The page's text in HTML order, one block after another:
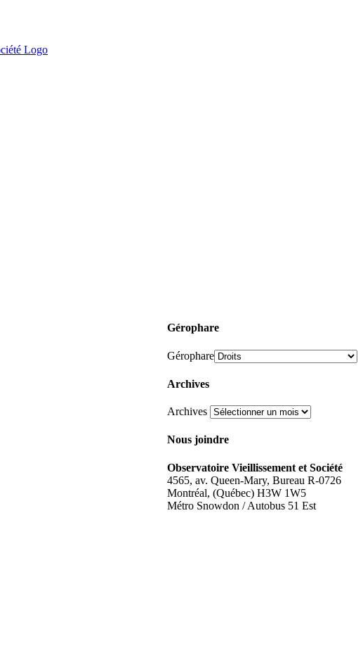
Gérophare
Gérophare
Archives
Archives
Nous joindre
Observatoire Vieillissement et Société
4565, av. Queen-Mary, Bureau R-0726
Montréal, (Québec) H3W 1W5
Métro Snowdon / Autobus 51 Est